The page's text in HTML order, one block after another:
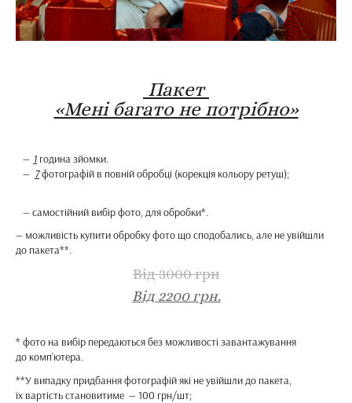
Пакет
«Мені багато не потрібно»
— 1 година зйомки.
— 7фотографій в повній обробці (корекція кольору ретуш);
— самостійний вибір фото, для обробки*.
— можливість купити обробку фото що сподобались, але не увійшли
до пакета**.
Від 3000 грн
Від 2200 грн.
* фото на вибір передаються без можливості завантажування
до комп’ютера.
**У випадку придбання фотографій які не увійшли до пакета,
їх вартість становитиме — 100 грн/шт;